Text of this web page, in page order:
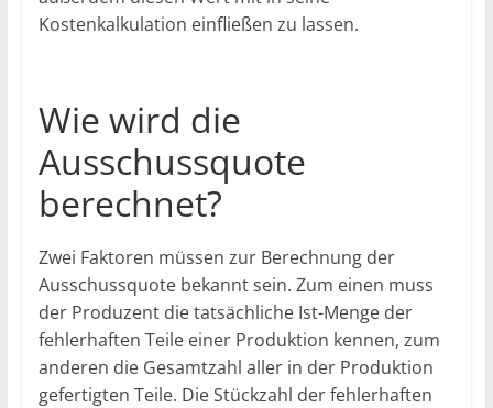
Kostenkalkulation einfließen zu lassen.
Wie wird die
Ausschussquote
berechnet?
Zwei Faktoren müssen zur Berechnung der
Ausschussquote bekannt sein. Zum einen muss
der Produzent die tatsächliche Ist-Menge der
fehlerhaften Teile einer Produktion kennen, zum
anderen die Gesamtzahl aller in der Produktion
gefertigten Teile. Die Stückzahl der fehlerhaften